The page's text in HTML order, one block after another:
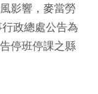
影響，麥當勞
政總處公告為
停班停課之縣